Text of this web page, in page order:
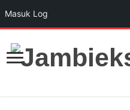
Masuk Log